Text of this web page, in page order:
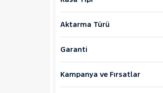
MERCEDES-BENZ
MINI
NISSAN
OPEL
Aktarma Türü
Garanti
Kampanya ve Fırsatlar